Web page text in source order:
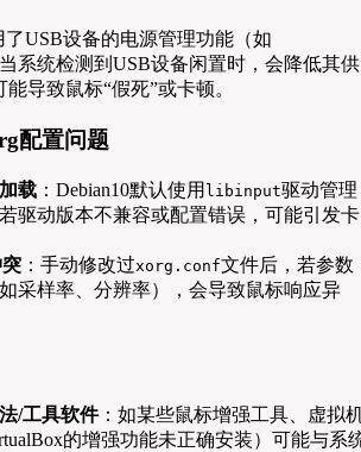
了USB设备的电源管理功能（如
系统检测到USB设备闲置时，会降低其供
导致鼠标“假死”或卡顿。
配置问题
载 ：Debian10默认使用 libinput驱动管理
驱动版本不兼容或配置错误，可能引发卡
：手动修改过xorg.conf文件后，若参数
采样率、分辨率），会导致鼠标响应异
/工具软件：如某些鼠标增强工具、虚拟
的增强功能未正确安装）可能与系